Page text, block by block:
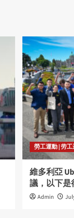
勞工運動 | 劳
維多利亞
議，以下
Admin